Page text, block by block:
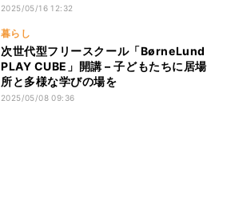
2025/05/16 12:32
暮らし
次世代型フリースクール「BørneLund
PLAY CUBE」開講 – 子どもたちに居場
所と多様な学びの場を
2025/05/08 09:36